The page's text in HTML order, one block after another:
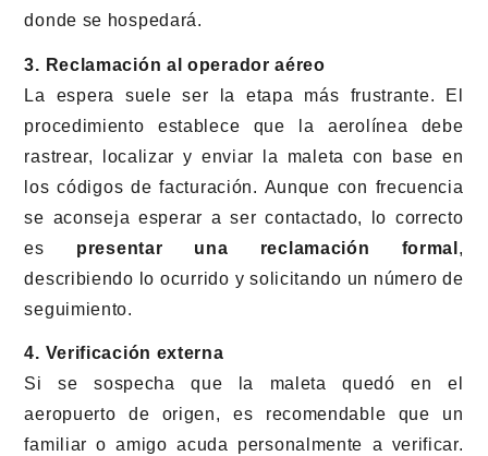
donde se hospedará.
3. Reclamación al operador aéreo
La espera suele ser la etapa más frustrante. El
procedimiento establece que la aerolínea debe
rastrear, localizar y enviar la maleta con base en
los códigos de facturación. Aunque con frecuencia
se aconseja esperar a ser contactado, lo correcto
es presentar una reclamación formal ,
describiendo lo ocurrido y solicitando un número de
seguimiento.
4. Verificación externa
Si se sospecha que la maleta quedó en el
aeropuerto de origen, es recomendable que un
familiar o amigo acuda personalmente a verificar.